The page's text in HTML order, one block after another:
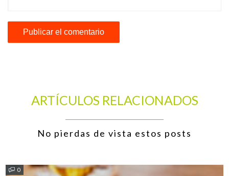
ARTÍCULOS RELACIONADOS
No pierdas de vista estos posts
0